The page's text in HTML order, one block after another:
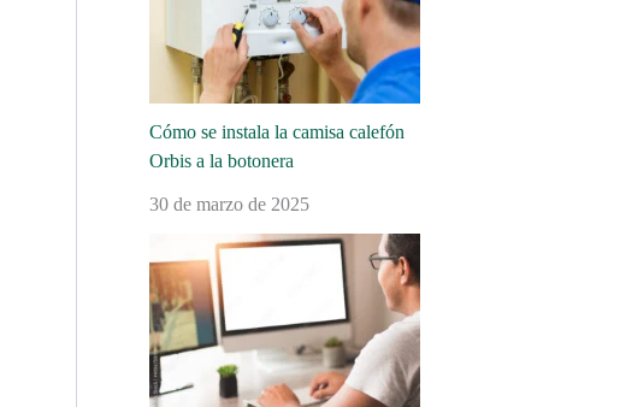
Cómo se instala la camisa calefón
Orbis a la botonera
30 de marzo de 2025